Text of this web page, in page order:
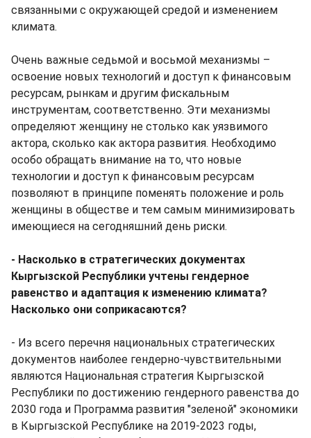
связанными с окружающей средой и изменением
климата.
Очень важные седьмой и восьмой механизмы –
освоение новых технологий и доступ к финансовым
ресурсам, рынкам и другим фискальным
инструментам, соответственно. Эти механизмы
определяют женщину не столько как уязвимого
актора, сколько как актора развития. Необходимо
особо обращать внимание на то, что новые
технологии и доступ к финансовым ресурсам
позволяют в принципе поменять положение и роль
женщины в обществе и тем самым минимизировать
имеющиеся на сегодняшний день риски.
- Насколько в стратегических документах
Кыргызской Республики учтены гендерное
равенство и адаптация к изменению климата?
Насколько они соприкасаются?
- Из всего перечня национальных стратегических
документов наиболее гендерно-чувствительными
являются Национальная стратегия Кыргызской
Республики по достижению гендерного равенства до
2030 года и Программа развития "зеленой" экономики
в Кыргызской Республике на 2019-2023 годы,